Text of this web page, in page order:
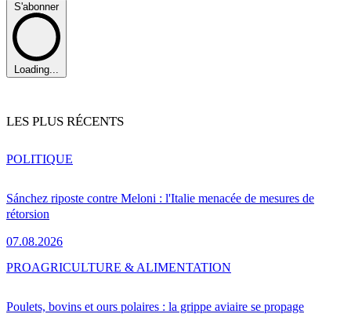
S'abonner
Loading...
LES PLUS RÉCENTS
Sánchez riposte contre Meloni : l'Italie menacée de mesures de
rétorsion
07.08.2026
POLITIQUE
Poulets, bovins et ours polaires : la grippe aviaire se propage
PROAGRICULTURE & ALIMENTATION